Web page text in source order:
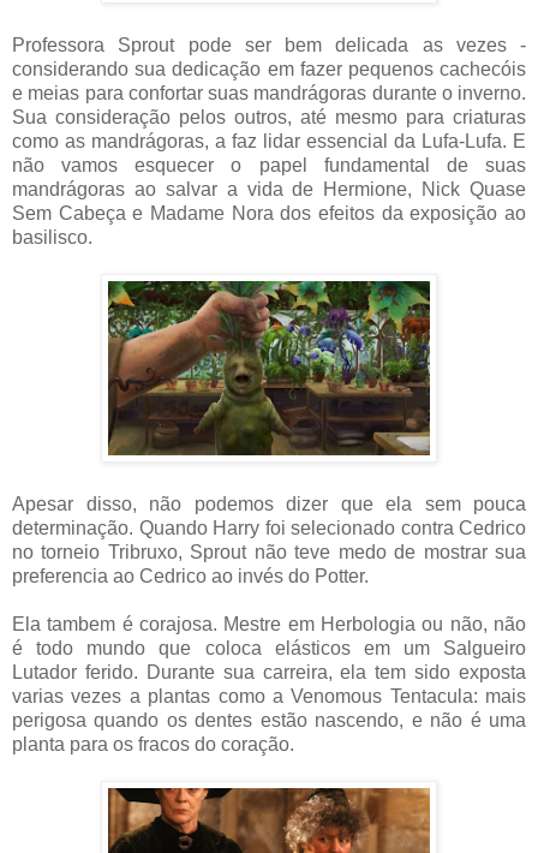
Professora Sprout pode ser bem delicada as vezes -
considerando sua dedicação em fazer pequenos cachecóis
e meias para confortar suas mandrágoras durante o inverno.
Sua consideração pelos outros, até mesmo para criaturas
como as mandrágoras, a faz lidar essencial da Lufa-Lufa. E
não vamos esquecer o papel fundamental de suas
mandrágoras ao salvar a vida de Hermione, Nick Quase
Sem Cabeça e Madame Nora dos efeitos da exposição ao
basilisco.
Apesar disso, não podemos dizer que ela sem pouca
determinação. Quando Harry foi selecionado contra Cedrico
no torneio Tribruxo, Sprout não teve medo de mostrar sua
preferencia ao Cedrico ao invés do Potter.
Ela tambem é corajosa. Mestre em Herbologia ou não, não
é todo mundo que coloca elásticos em um Salgueiro
Lutador ferido. Durante sua carreira, ela tem sido exposta
varias vezes a plantas como a Venomous Tentacula: mais
perigosa quando os dentes estão nascendo, e não é uma
planta para os fracos do coração.